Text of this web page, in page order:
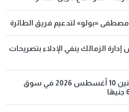
«بولو» لتدعيم فريق الطائرة
الزمالك ينفي الإدلاء بتصريحات
أسعار الأسماك اليوم الاثنين 10 أغسطس 2026 في سوق